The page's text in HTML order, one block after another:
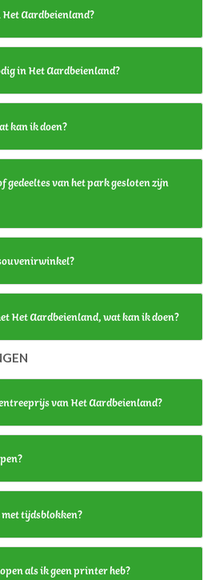
Aardbeienland?
in Het Aardbeienland?
kan ik doen?
gedeeltes van het park gesloten zijn
Het Aardbeienland, wat kan ik doen?
van Het Aardbeienland?
tijdsblokken?
als ik geen printer heb?